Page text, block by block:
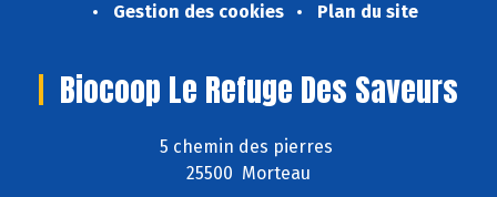
Gestion des cookies
Plan du site
Biocoop Le Refuge Des Saveurs
5 chemin des pierres
25500 Morteau